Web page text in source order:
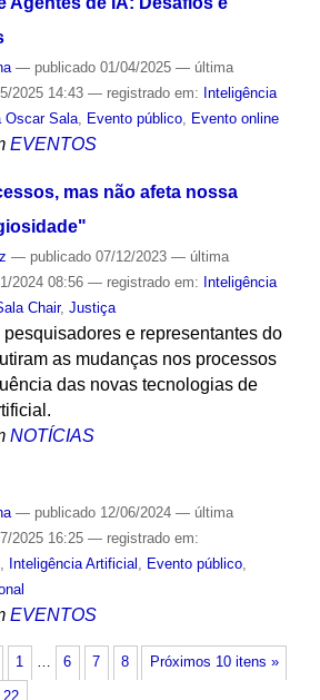
— publicado01/04/2025 — última
2025 14:43 — registrado em: Inteligência
Oscar Sala, Evento público, Evento online
EVENTOS
mas não afeta nossa
— publicado07/12/2023 — última
2024 08:56 — registrado em: Inteligência
Chair, Justiça
e representantes do
as mudanças nos processos
das novas tecnologias de
NOTÍCIAS
— publicado12/06/2024 — última
2025 16:25 — registrado em:
, Inteligência Artificial , Evento público,
EVENTOS
Próximos 10 itens »
1 … 6 7 8
22